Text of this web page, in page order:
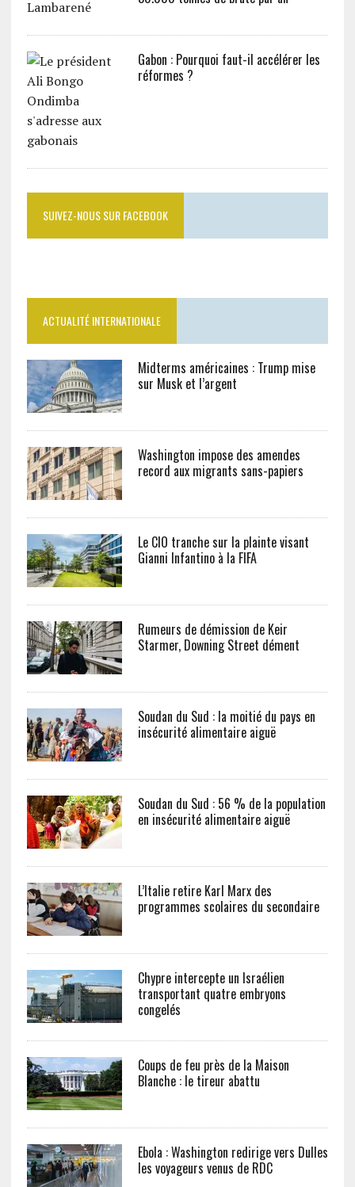
Gabon : Pourquoi faut-il accélérer les
réformes ?
SUIVEZ-NOUS SUR FACEBOOK
ACTUALITÉ INTERNATIONALE
Midterms américaines : Trump mise
sur Musk et l’argent
Washington impose des amendes
record aux migrants sans-papiers
Le CIO tranche sur la plainte visant
Gianni Infantino à la FIFA
Rumeurs de démission de Keir
Starmer, Downing Street dément
Soudan du Sud : la moitié du pays en
insécurité alimentaire aiguë
Soudan du Sud : 56 % de la population
en insécurité alimentaire aiguë
L’Italie retire Karl Marx des
programmes scolaires du secondaire
Chypre intercepte un Israélien
transportant quatre embryons
congelés
Coups de feu près de la Maison
Blanche : le tireur abattu
Ebola : Washington redirige vers Dulles
les voyageurs venus de RDC